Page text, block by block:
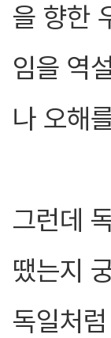
을 향한
임을 역
나 오해
그런데
땠는지
독일처